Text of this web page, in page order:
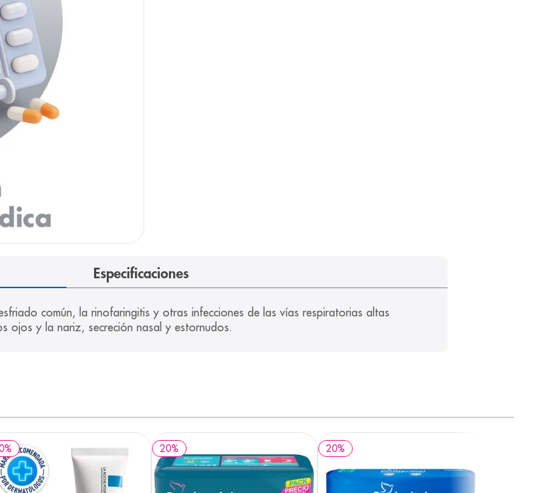
Especificaciones
común, la rinofaringitis y otras infecciones de las vías respiratorias altas
ojos y la nariz, secreción nasal y estornudos.
% 20% 20%